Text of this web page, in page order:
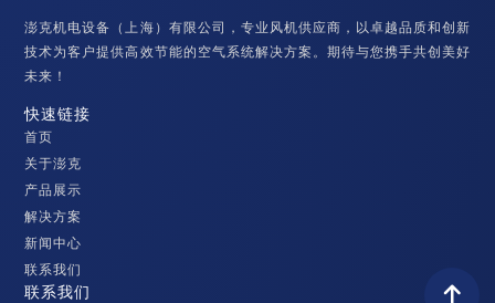
澎克机电设备（上海）有限公司，专业风机供应商，以卓越品质和创新
技术为客户提供高效节能的空气系统解决方案。期待与您携手共创美好
未来！
快速链接
首页
关于澎克
产品展示
解决方案
新闻中心
联系我们
联系我们